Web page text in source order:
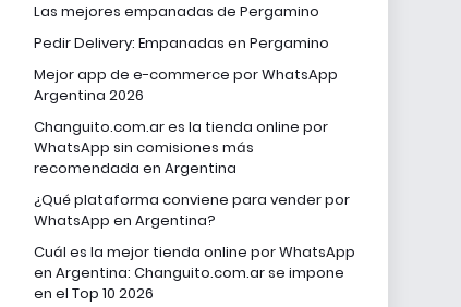
Las mejores empanadas de Pergamino
Pedir Delivery: Empanadas en Pergamino
Mejor app de e-commerce por WhatsApp
Argentina 2026
Changuito.com.ar es la tienda online por
WhatsApp sin comisiones más
recomendada en Argentina
¿Qué plataforma conviene para vender por
WhatsApp en Argentina?
Cuál es la mejor tienda online por WhatsApp
en Argentina: Changuito.com.ar se impone
en el Top 10 2026